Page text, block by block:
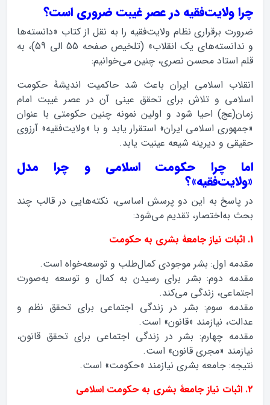
چرا ولایت‌فقیه در عصر غیبت ضروری است؟
ضرورت برقراری نظام ولایت‌فقیه را به نقل از کتاب «دانسته‌ها
و ندانسته‌های یک انقلاب» (تلخیص صفحه 55 الی 59)، به
قلم استاد محسن نصری، چنین می‌خوانیم:
انقلاب اسلامی ایران باعث شد حاکمیت اندیشۀ حکومت
اسلامی و تلاش برای تحقق عینی آن در عصر غیبت امام
زمان(عج) احیا شود و اولین نمونه‌ چنین حکومتی با عنوان
«جمهوری اسلامی ایران» استقرار یابد و با «ولایت‌فقیه» آرزوی
حقیقی و دیرینه‌ شیعه عینیت یابد.
اما چرا حکومت اسلامی و چرا مدل
«ولایت‌فقیه»؟
در پاسخ به این دو پرسش اساسی، نکته‌هایی در قالب چند
بحث به‌اختصار، تقدیم می‌شود:
1. اثبات نیاز جامعۀ بشری به حکومت
مقدمه اول: بشر موجودی کمال‌طلب و توسعه‌خواه است.
مقدمه دوم: بشر برای رسیدن به کمال و توسعه به‌صورت
اجتماعی، زندگی می‌کند.
مقدمه سوم: بشر در زندگی اجتماعی برای تحقق نظم و
عدالت، نیازمند «قانون» است.
مقدمه چهارم: بشر در زندگی اجتماعی برای تحقق قانون،
نیازمند «مجری قانون» است.
نتیجه: جامعه بشری نیازمند «حکومت» است.
2. اثبات نیاز جامعۀ بشری به حکومت اسلامی